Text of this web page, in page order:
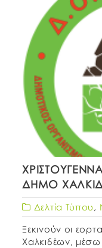
ΔΗΜΟ
Δελτία Τύπου,
Ξεκινούν οι
Χαλκιδέων,